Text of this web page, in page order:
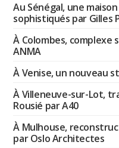
Au Sénégal, une
sophistiqués par Gilles
À Colombes, complexe
ANMA
À Venise, un nouveau
À Villeneuve-sur-Lot,
Rousié par A40
À Mulhouse,
par Oslo Architectes